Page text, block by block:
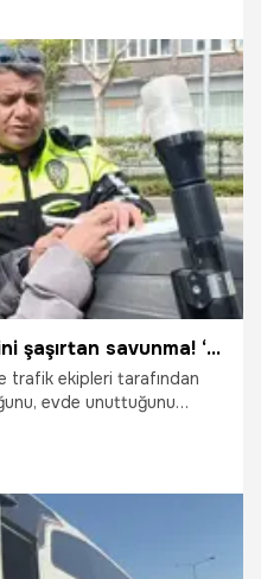
Antalya'da trafik ekiplerini şaşırtan savunma! ‘Ehliyetimi evde unuttum’ dedi, olmadığı ortaya çıkınca da ‘kardeşimin var’ dedi
trafik ekipleri tarafından
evde unuttuğunu
20 bin 663 TL